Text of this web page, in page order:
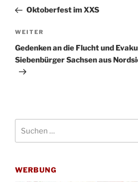
Beitrag
Oktoberfest im XXS
Nächster
Beitrag
WEITER
Gedenken an die Flucht und
Siebenbürger Sachsen aus
nach:
WERBUNG